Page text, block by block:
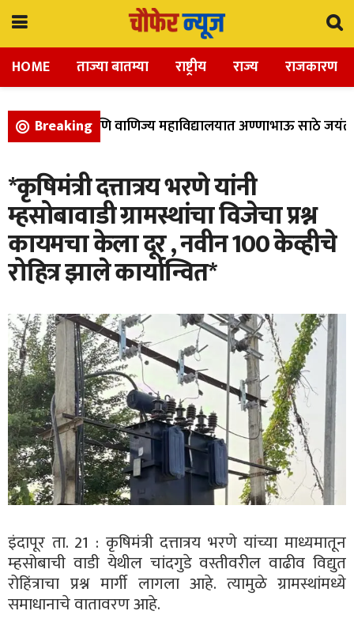
HOME ताज्या बातम्या राष्ट्रीय राज्य राजकारण
Breaking
विज्ञान, आणि वाणिज्य महाविद्यालयात अण्णाभाऊ साठे जयंती
*कृषिमंत्री दत्तात्रय भरणे यांनी
म्हसोबावाडी ग्रामस्थांचा विजेचा प्रश्न
कायमचा केला दूर , नवीन 100 केव्हीचे
रोहित्र झाले कार्यान्वित*
इंदापूर ता. 21 : कृषिमंत्री दत्तात्रय भरणे यांच्या माध्यमातून
म्हसोबाची वाडी येथील चांदगुडे वस्तीवरील वाढीव विद्युत
रोहिंत्राचा प्रश्न मार्गी लागला आहे. त्यामुळे ग्रामस्थांमध्ये
समाधानाचे वातावरण आहे.